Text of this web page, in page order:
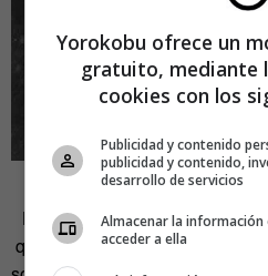
Picasso.
La prudencia, todavía activa,
quizás, los españoles
Yorokobu ofrece un
gratuito, mediante
cookies con los
Publicidad y contenido
publicidad y contenido,
desarrollo de servicios
Almacenar la
acceder a ella